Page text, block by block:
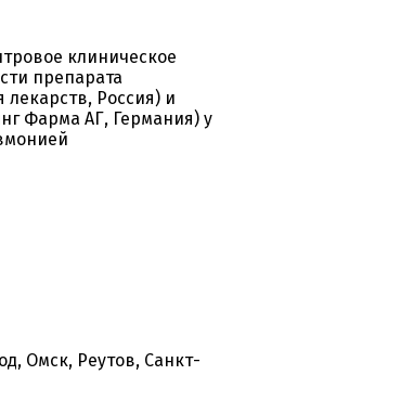
клиническое
препарата
Россия) и
Фарма АГ, Германия) у
Омск, Реутов, Санкт-